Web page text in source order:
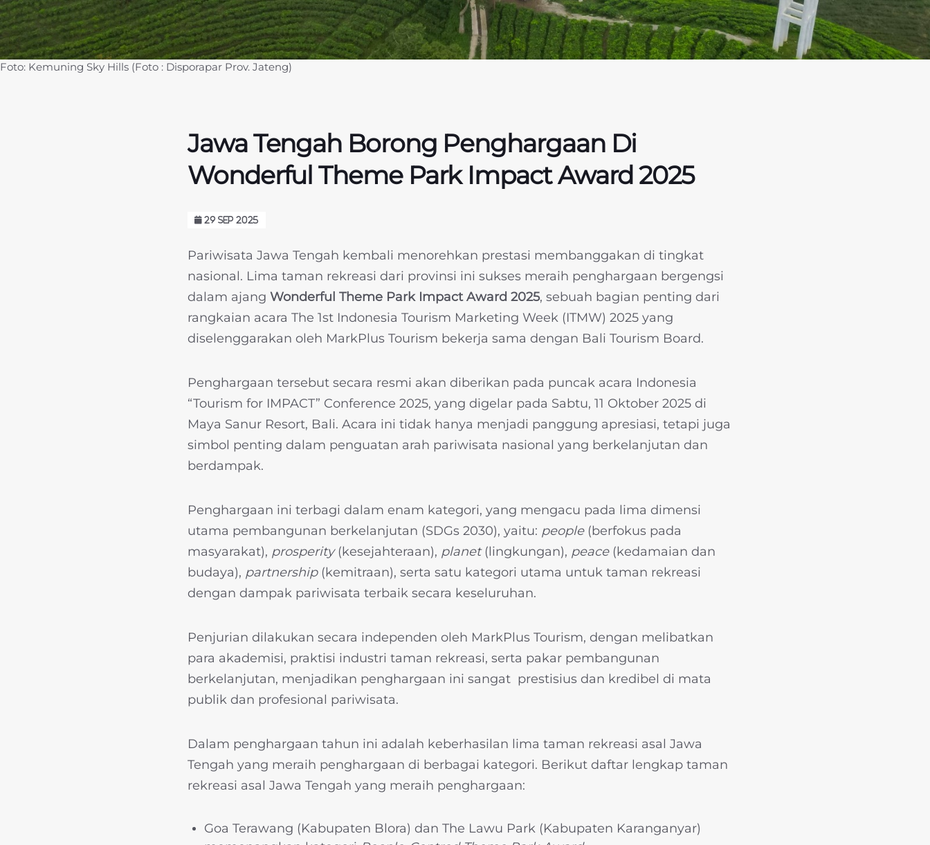
Foto: Kemuning Sky Hills (Foto : Disporapar Prov. Jateng)
Jawa Tengah Borong Penghargaan Di
Wonderful Theme Park Impact Award 2025
29 SEP 2025
Pariwisata Jawa Tengah kembali menorehkan prestasi membanggakan di tingkat
nasional. Lima taman rekreasi dari provinsi ini sukses meraih penghargaan bergengsi
dalam ajang Wonderful Theme Park Impact Award 2025, sebuah bagian penting dari
rangkaian acara The 1st Indonesia Tourism Marketing Week (ITMW) 2025 yang
diselenggarakan oleh MarkPlus Tourism bekerja sama dengan Bali Tourism Board.
Penghargaan tersebut secara resmi akan diberikan pada puncak acara Indonesia
“Tourism for IMPACT” Conference 2025, yang digelar pada Sabtu, 11 Oktober 2025 di
Maya Sanur Resort, Bali. Acara ini tidak hanya menjadi panggung apresiasi, tetapi juga
simbol penting dalam penguatan arah pariwisata nasional yang berkelanjutan dan
berdampak.
Penghargaan ini terbagi dalam enam kategori, yang mengacu pada lima dimensi
utama pembangunan berkelanjutan (SDGs 2030), yaitu: people (berfokus pada
masyarakat), prosperity(kesejahteraan), planet(lingkungan), peace(kedamaian dan
budaya), partnership(kemitraan), serta satu kategori utama untuk taman rekreasi
dengan dampak pariwisata terbaik secara keseluruhan.
Penjurian dilakukan secara independen oleh MarkPlus Tourism, dengan melibatkan
para akademisi, praktisi industri taman rekreasi, serta pakar pembangunan
berkelanjutan, menjadikan penghargaan ini sangat prestisius dan kredibel di mata
publik dan profesional pariwisata.
Dalam penghargaan tahun ini adalah keberhasilan lima taman rekreasi asal Jawa
Tengah yang meraih penghargaan di berbagai kategori. Berikut daftar lengkap taman
rekreasi asal Jawa Tengah yang meraih penghargaan:
Goa Terawang (Kabupaten Blora) dan The Lawu Park (Kabupaten Karanganyar)